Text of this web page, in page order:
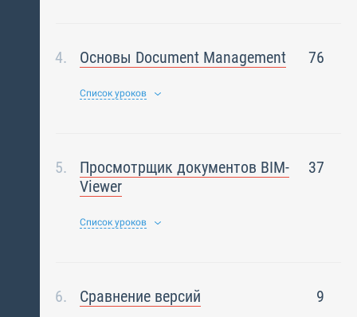
Основы Document Management 76
Список уроков
Просмотрщик документов BIM-
Viewer
37
Список уроков
Сравнение версий 9